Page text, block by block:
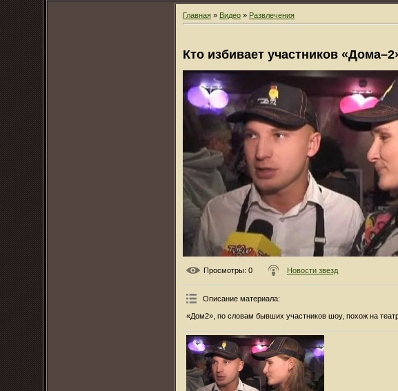
Главная » Видео » Развлечения
Кто избивает участников
Просмотры: 0 Новости звезд
Описание материала:
«Дом2», по словам бывших участников шоу, похож на театр